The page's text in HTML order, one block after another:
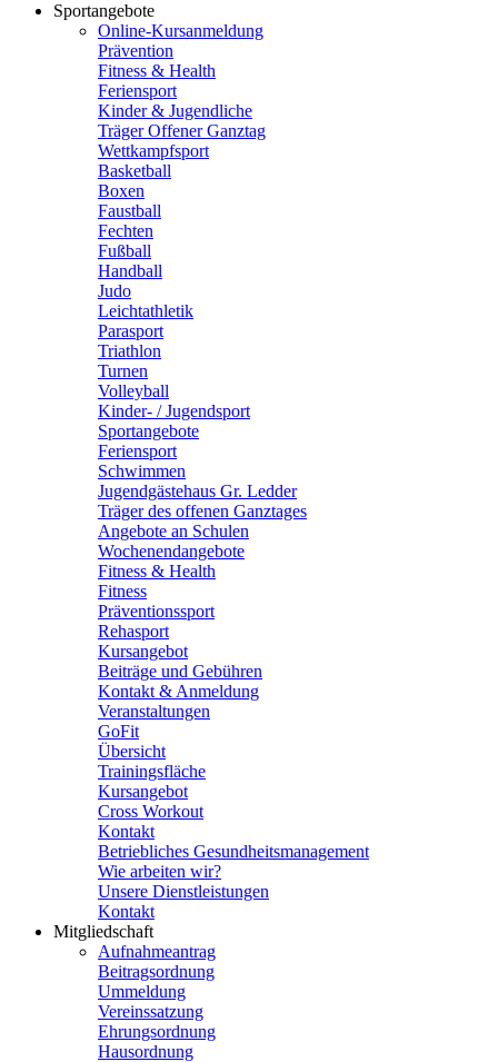
Sportangebote
Online-Kursanmeldung
Prävention
Fitness & Health
Feriensport
Kinder & Jugendliche
Träger Offener Ganztag
Wettkampfsport
Basketball
Boxen
Faustball
Fechten
Fußball
Handball
Judo
Leichtathletik
Parasport
Triathlon
Turnen
Volleyball
Kinder- / Jugendsport
Sportangebote
Feriensport
Schwimmen
Jugendgästehaus Gr. Ledder
Träger des offenen Ganztages
Angebote an Schulen
Wochenendangebote
Fitness & Health
Fitness
Präventionssport
Rehasport
Kursangebot
Beiträge und Gebühren
Kontakt & Anmeldung
Veranstaltungen
GoFit
Übersicht
Trainingsfläche
Kursangebot
Cross Workout
Kontakt
Betriebliches Gesundheitsmanagement
Wie arbeiten wir?
Unsere Dienstleistungen
Kontakt
Mitgliedschaft
Aufnahmeantrag
Beitragsordnung
Ummeldung
Vereinssatzung
Ehrungsordnung
Hausordnung